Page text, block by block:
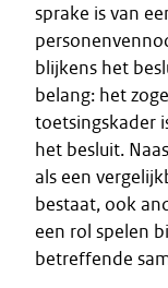
sprake is van
blijkens het
belang: het
toetsingskader
het besluit.
als een
bestaat, ook
een rol spelen
betreffende